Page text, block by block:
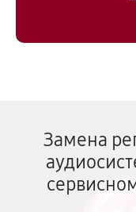
Замена